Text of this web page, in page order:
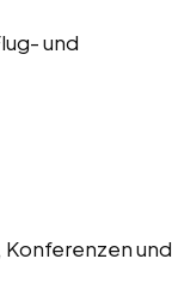
und
und